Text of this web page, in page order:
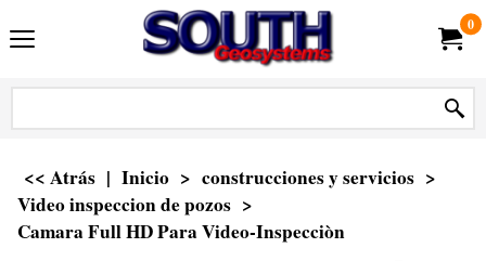
0
<< Atrás | Inicio > construcciones y servicios >
Video inspeccion de pozos >
Camara Full HD Para Video-Inspecciòn